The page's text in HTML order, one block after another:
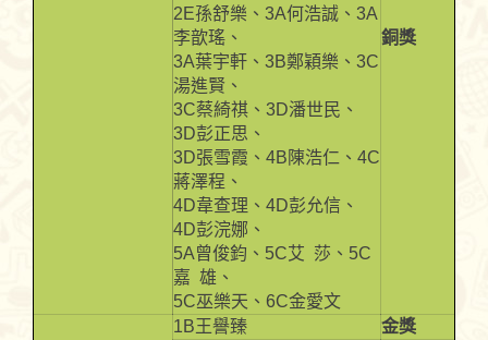
2E孫舒樂、3A何浩誠、3A
李歆瑤、
3A葉宇軒、3B鄭穎樂、3C
湯進賢、
3C蔡綺祺、3D潘世民、
3D彭正思、
3D張雪霞、4B陳浩仁、4C
蔣澤程、
4D韋查理、4D彭允信、
4D彭浣娜、
5A曾俊鈞、5C艾 莎、5C
嘉 雄、
5C巫樂天、6C金愛文
銅獎
1B王譽臻
金獎